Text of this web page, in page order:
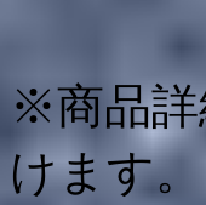
※商品詳
けます。